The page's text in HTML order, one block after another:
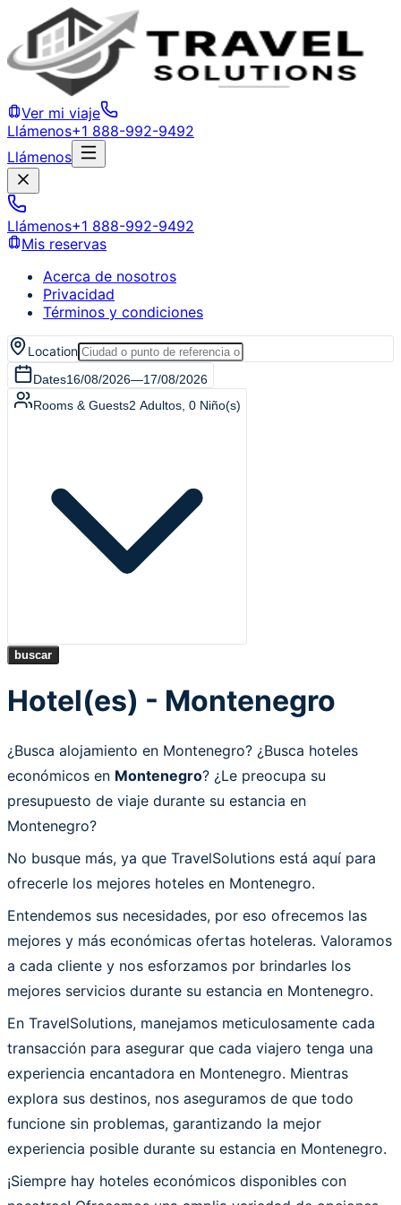
Ver mi viaje
Llámenos+1 888-992-9492
Llámenos
Llámenos+1 888-992-9492
Mis reservas
Acerca de nosotros
Privacidad
Términos y condiciones
Location
Dates16/08/2026—17/08/2026
Rooms & Guests2 Adultos 0 Niño(s)
buscar
Hotel(es) - Montenegro
¿Busca alojamiento en Montenegro? ¿Busca hoteles
económicos en Montenegro? ¿Le preocupa su
presupuesto de viaje durante su estancia en
Montenegro?
No busque más, ya que TravelSolutions está aquí para
ofrecerle los mejores hoteles en Montenegro.
Entendemos sus necesidades, por eso ofrecemos las
mejores y más económicas ofertas hoteleras. Valoramos
a cada cliente y nos esforzamos por brindarles los
mejores servicios durante su estancia en Montenegro.
En TravelSolutions, manejamos meticulosamente cada
transacción para asegurar que cada viajero tenga una
experiencia encantadora en Montenegro. Mientras
explora sus destinos, nos aseguramos de que todo
funcione sin problemas, garantizando la mejor
experiencia posible durante su estancia en Montenegro.
¡Siempre hay hoteles económicos disponibles con